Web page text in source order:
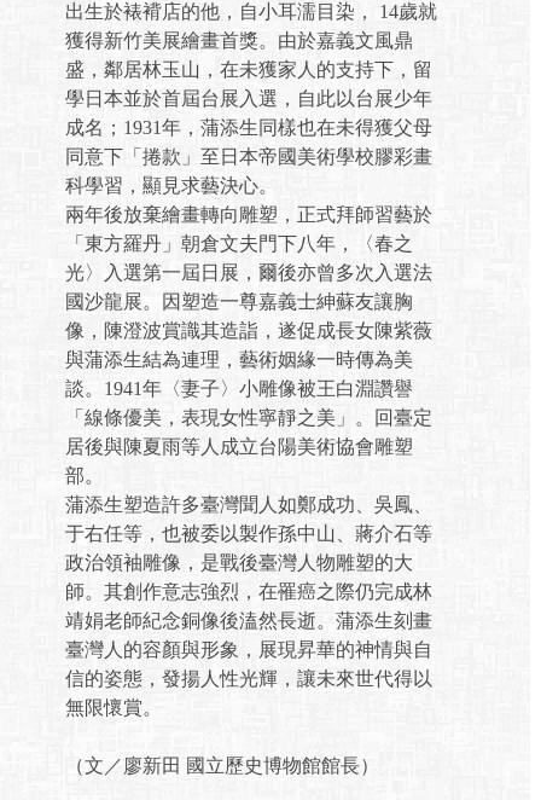
出生於裱褙店的他，自小耳濡目染， 14歲就
獲得新竹美展繪畫首獎。由於嘉義文風鼎
盛，鄰居林玉山，在未獲家人的支持下，留
學日本並於首屆台展入選，自此以台展少年
成名；1931年，蒲添生同樣也在未得獲父母
同意下「捲款」至日本帝國美術學校膠彩畫
科學習，顯見求藝決心。
兩年後放棄繪畫轉向雕塑，正式拜師習藝於
「東方羅丹」朝倉文夫門下八年，〈春之
光〉入選第一屆日展，爾後亦曾多次入選法
國沙龍展。因塑造一尊嘉義士紳蘇友讓胸
像，陳澄波賞識其造詣，遂促成長女陳紫薇
與蒲添生結為連理，藝術姻緣一時傳為美
談。1941年〈妻子〉小雕像被王白淵讚譽
「線條優美，表現女性寧靜之美」。回臺定
居後與陳夏雨等人成立台陽美術協會雕塑
部。
蒲添生塑造許多臺灣聞人如鄭成功、吳鳳、
于右任等，也被委以製作孫中山、蔣介石等
政治領袖雕像，是戰後臺灣人物雕塑的大
師。其創作意志強烈，在罹癌之際仍完成林
靖娟老師紀念銅像後溘然長逝。蒲添生刻畫
臺灣人的容顏與形象，展現昇華的神情與自
信的姿態，發揚人性光輝，讓未來世代得以
無限懷賞。
（文／廖新田 國立歷史博物館館長）